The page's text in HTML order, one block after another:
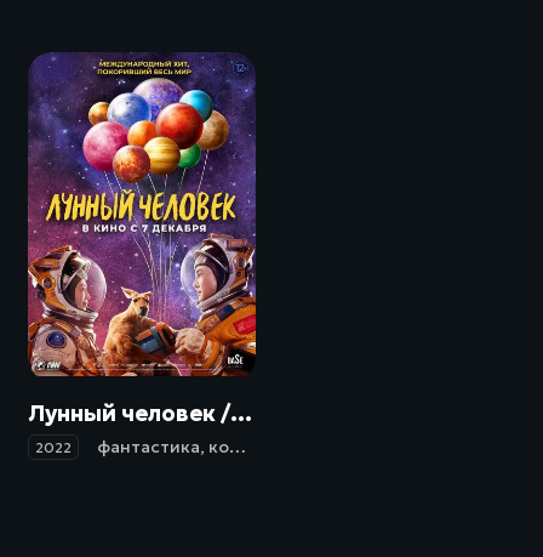
Лунный человек / Du xing yue qiu (2022)
2022 фантастика, комедия